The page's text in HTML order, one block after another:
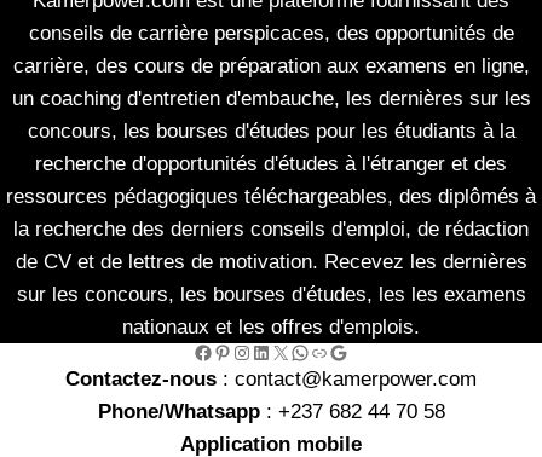
conseils de carrière perspicaces, des opportunités de
carrière, des cours de préparation aux examens en ligne,
un coaching d'entretien d'embauche, les dernières sur les
concours, les bourses d'études pour les étudiants à la
recherche d'opportunités d'études à l'étranger et des
ressources pédagogiques téléchargeables, des diplômés à
la recherche des derniers conseils d'emploi, de rédaction
de CV et de lettres de motivation. Recevez les dernières
sur les concours, les bourses d'études, les les examens
nationaux et les offres d'emplois.
Facebook Pinterest InstagramLinkedIn X WhatsApp Link Google
Contactez-nous : contact@kamerpower.com
Phone/Whatsapp: +237 682 44 70 58
Application mobile